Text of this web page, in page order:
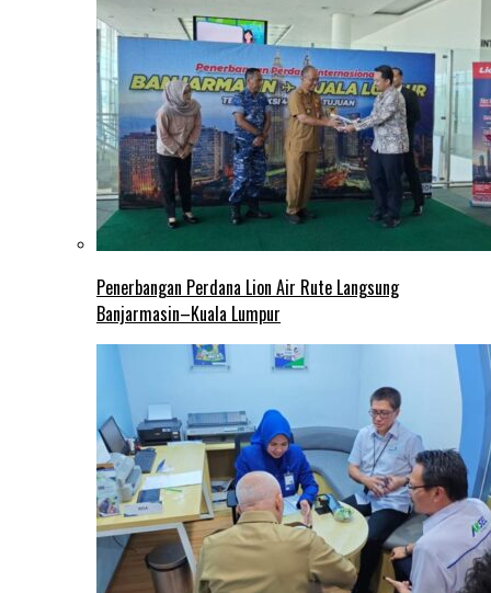
Penerbangan Perdana Lion Air Rute Langsung
Banjarmasin–Kuala Lumpur